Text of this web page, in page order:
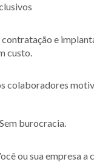
e
custo.
colaboradores
burocracia.
ou sua empresa a